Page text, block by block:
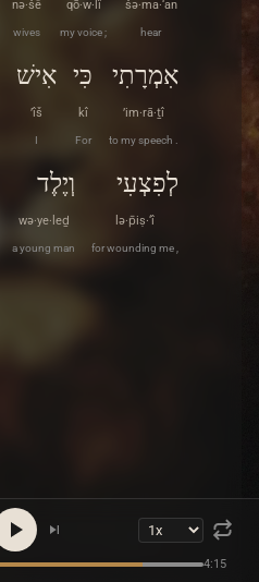
šə·ma·‘an
hear
qō·w·lî
my voice ;
nə·šê
wives
אִמְרָתִי
’im·rā·ṯî
to my speech .
כִּי
kî
For
אִישׁ
’îš
I
לְפִצְעִי
lə·p̄iṣ·‘î
for wounding me ,
וְיֶלֶד
wə·ye·leḏ
a young man
4:15